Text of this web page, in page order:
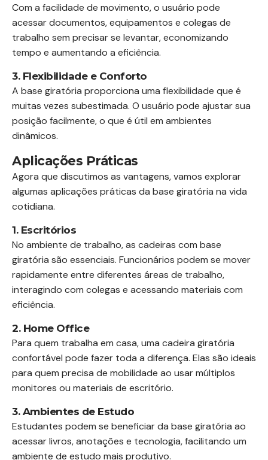
Com a facilidade de movimento, o usuário pode
acessar documentos, equipamentos e colegas de
trabalho sem precisar se levantar, economizando
tempo e aumentando a eficiência.
3. Flexibilidade e Conforto
A base giratória proporciona uma flexibilidade que é
muitas vezes subestimada. O usuário pode ajustar sua
posição facilmente, o que é útil em ambientes
dinâmicos.
Aplicações Práticas
Agora que discutimos as vantagens, vamos explorar
algumas aplicações práticas da base giratória na vida
cotidiana.
1. Escritórios
No ambiente de trabalho, as cadeiras com base
giratória são essenciais. Funcionários podem se mover
rapidamente entre diferentes áreas de trabalho,
interagindo com colegas e acessando materiais com
eficiência.
2. Home Office
Para quem trabalha em casa, uma cadeira giratória
confortável pode fazer toda a diferença. Elas são ideais
para quem precisa de mobilidade ao usar múltiplos
monitores ou materiais de escritório.
3. Ambientes de Estudo
Estudantes podem se beneficiar da base giratória ao
acessar livros, anotações e tecnologia, facilitando um
ambiente de estudo mais produtivo.